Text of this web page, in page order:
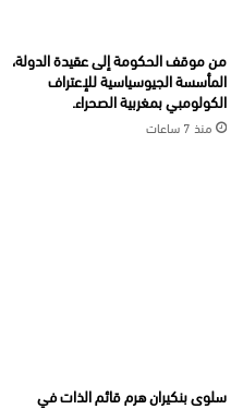
من موقف الحكومة إلى عقيدة الدولة،
المأسسة الجيوسياسية للإعتراف
الكولومبي بمغربية الصحراء.
منذ 7 ساعات
سلوى بنكيران هرم قائم الذات في